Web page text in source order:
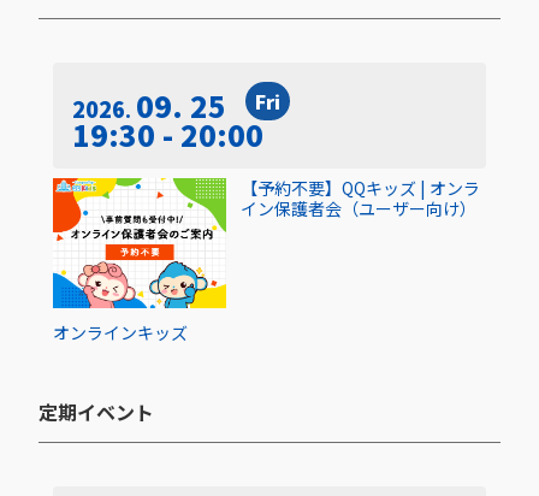
2026 09. 25 Fri
19:30 - 20:00
オンラインキッズ
【予約不要】QQキッズ | オンラ
イン保護者会（ユーザー向け）
定期イベント​